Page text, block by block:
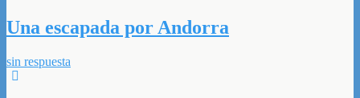
Una escapada por Andorra
sin respuesta